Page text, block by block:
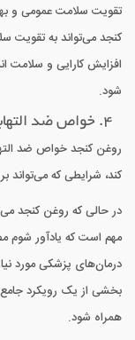
تقویت سلامت عمومی و
کنجد می‌تواند به تقویت
افزایش کارایی و سلامت
شود.
4. خواص ضد التهابی
روغن کنجد خواص ضد
کند، شرایطی که می‌تواند
در حالی که روغن کنجد
مهم است که یادآور شوم
درمان‌های پزشکی مورد
بخشی از یک رویکرد
همراه شود.